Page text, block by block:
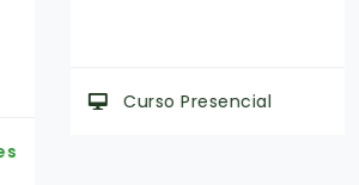
Ver detalhes